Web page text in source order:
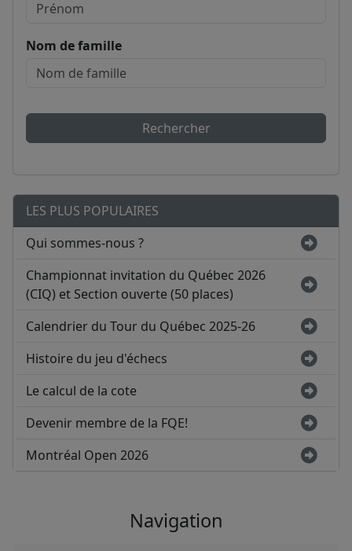
Nom de famille
Rechercher
LES PLUS POPULAIRES
Qui sommes-nous ?
Championnat invitation du Québec 2026
(CIQ) et Section ouverte (50 places)
Calendrier du Tour du Québec 2025-26
Histoire du jeu d'échecs
Le calcul de la cote
Devenir membre de la FQE!
Montréal Open 2026
Navigation